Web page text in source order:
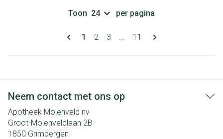
Pagina's
U lees momenteel pagina
1 Pagina
2 Pagina
3 ... Pagina
11
Toon per pagina
Neem contact met ons op
Apotheek Molenveld nv
Groot-Molenveldlaan 2B
1850 Grimbergen